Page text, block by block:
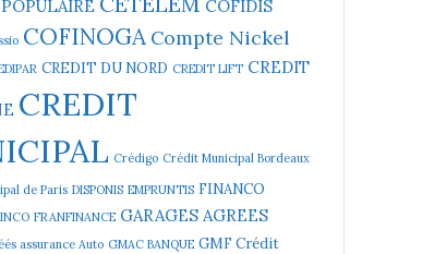
COFIDIS
COFINOGA Compte Nickel
CREDIT DU NORD CREDIT LIFT CREDIT
CREDIT
Crédigo Crédit Municipal Bordeaux
de Paris DISPONIS EMPRUNTIS FINANCO
FRANFINANCE GARAGES AGREES
assurance Auto GMAC BANQUE GMF Crédit